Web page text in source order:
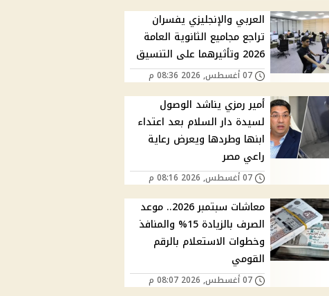
العربي والإنجليزي يفسران
تراجع مجاميع الثانوية العامة
2026 وتأثيرهما على التنسيق
07 أغسطس, 2026 08:36 م
أمير رمزي يناشد الوصول
لسيدة دار السلام بعد اعتداء
ابنها وطردها ويعرض رعاية
راعي مصر
07 أغسطس, 2026 08:16 م
معاشات سبتمبر 2026.. موعد
الصرف بالزيادة 15% والمنافذ
وخطوات الاستعلام بالرقم
القومي
07 أغسطس, 2026 08:07 م